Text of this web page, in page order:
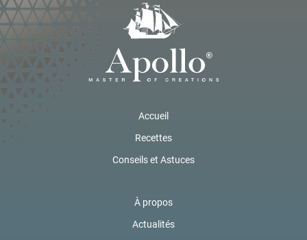
Accueil
Recettes
Conseils et Astuces
À propos
Actualités